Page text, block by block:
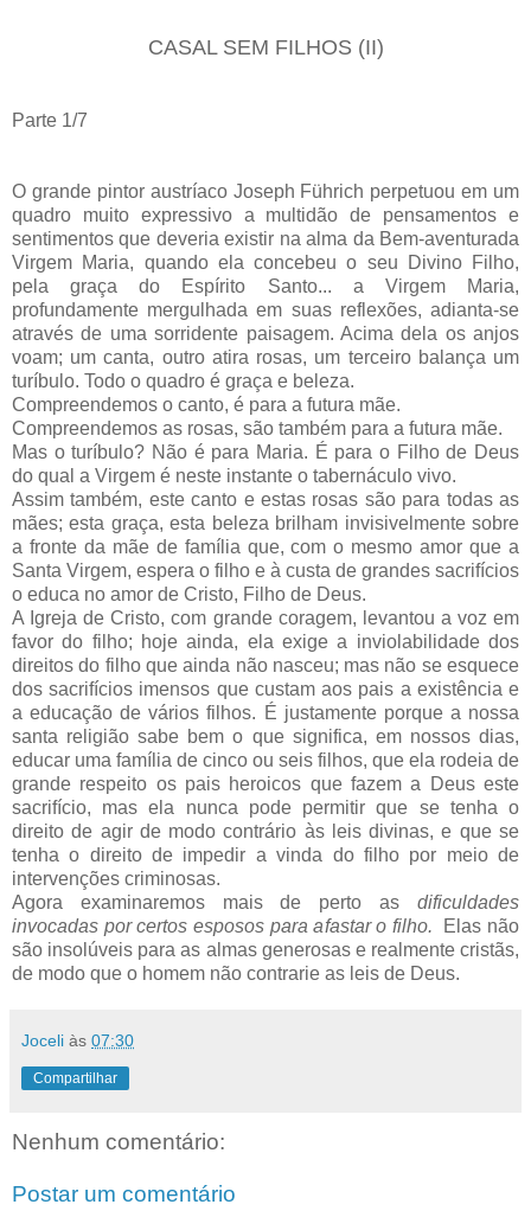
CASAL SEM FILHOS (II)
Parte 1/7
O grande pintor austríaco Joseph Führich perpetuou em um
quadro muito expressivo a multidão de pensamentos e
sentimentos que deveria existir na alma da Bem-aventurada
Virgem Maria, quando ela concebeu o seu Divino Filho,
pela graça do Espírito Santo... a Virgem Maria,
profundamente mergulhada em suas reflexões, adianta-se
através de uma sorridente paisagem. Acima dela os anjos
voam; um canta, outro atira rosas, um terceiro balança um
turíbulo. Todo o quadro é graça e beleza.
Compreendemos o canto, é para a futura mãe.
Compreendemos as rosas, são também para a futura mãe.
Mas o turíbulo? Não é para Maria. É para o Filho de Deus
do qual a Virgem é neste instante o tabernáculo vivo.
Assim também, este canto e estas rosas são para todas as
mães; esta graça, esta beleza brilham invisivelmente sobre
a fronte da mãe de família que, com o mesmo amor que a
Santa Virgem, espera o filho e à custa de grandes sacrifícios
o educa no amor de Cristo, Filho de Deus.
A Igreja de Cristo, com grande coragem, levantou a voz em
favor do filho; hoje ainda, ela exige a inviolabilidade dos
direitos do filho que ainda não nasceu; mas não se esquece
dos sacrifícios imensos que custam aos pais a existência e
a educação de vários filhos. É justamente porque a nossa
santa religião sabe bem o que significa, em nossos dias,
educar uma família de cinco ou seis filhos, que ela rodeia de
grande respeito os pais heroicos que fazem a Deus este
sacrifício, mas ela nunca pode permitir que se tenha o
direito de agir de modo contrário às leis divinas, e que se
tenha o direito de impedir a vinda do filho por meio de
intervenções criminosas.
Agora examinaremos mais de perto as dificuldades
invocadas por certos esposos para afastar o filho.
Elas não
são insolúveis para as almas generosas e realmente cristãs,
de modo que o homem não contrarie as leis de Deus.
Joceli às 07:30
Compartilhar
Nenhum comentário:
Postar um comentário